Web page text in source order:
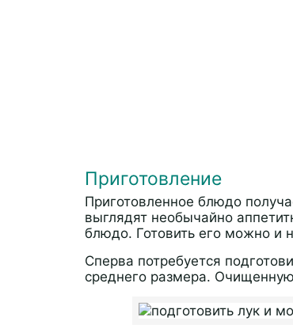
Приготовление
Приготовленное блюдо
выглядят необычайно
блюдо. Готовить его можно и
Сперва потребуется
среднего размера.